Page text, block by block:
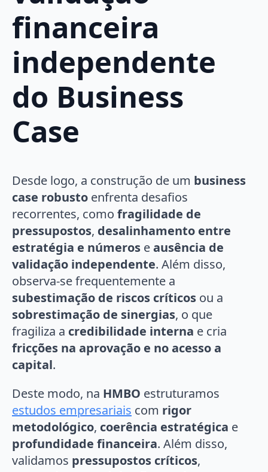
financeira
independente
do Business
Case
Desde logo, a construção de um business
case robusto enfrenta desafios
recorrentes, como fragilidade de
pressupostos, desalinhamento entre
estratégia e números eausência de
validação independente. Além disso,
observa-se frequentemente a
subestimação de riscos críticos ou a
sobrestimação de sinergias, o que
fragiliza a credibilidade interna e cria
fricções na aprovação e no acesso a
capital.
Deste modo, na HMBO estruturamos
estudos empresariais com rigor
metodológico, coerência estratégica e
profundidade financeira. Além disso,
validamos pressupostos críticos,